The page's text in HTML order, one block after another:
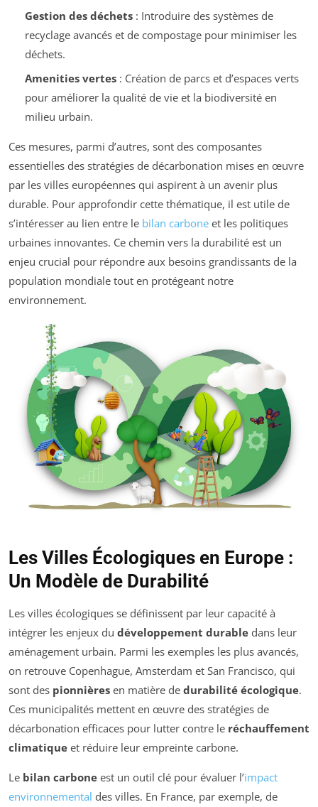
Gestion des déchets: Introduire des systèmes de
recyclage avancés et de compostage pour minimiser les
déchets.
Amenities vertes: Création de parcs et d’espaces verts
pour améliorer la qualité de vie et la biodiversité en
milieu urbain.
Ces mesures, parmi d’autres, sont des composantes
essentielles des stratégies de décarbonation mises en œuvre
par les villes européennes qui aspirent à un avenir plus
durable. Pour approfondir cette thématique, il est utile de
s’intéresser au lien entre le bilan carbone et les politiques
urbaines innovantes. Ce chemin vers la durabilité est un
enjeu crucial pour répondre aux besoins grandissants de la
population mondiale tout en protégeant notre
environnement.
Les Villes Écologiques en Europe :
Un Modèle de Durabilité
Les villes écologiques se définissent par leur capacité à
intégrer les enjeux du développement durable dans leur
aménagement urbain. Parmi les exemples les plus avancés,
on retrouve Copenhague, Amsterdam et San Francisco, qui
sont des pionnières en matière de durabilité écologique.
Ces municipalités mettent en œuvre des stratégies de
décarbonation efficaces pour lutter contre le réchauffement
climatique et réduire leur empreinte carbone.
Le bilan carbone est un outil clé pour évaluer l’impact
environnemental des villes. En France, par exemple, de